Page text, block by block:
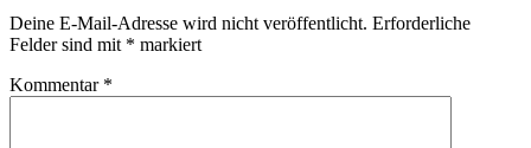
Deine E-Mail-Adresse wird nicht veröffentlicht. Erforderliche
Felder sind mit * markiert
Kommentar *